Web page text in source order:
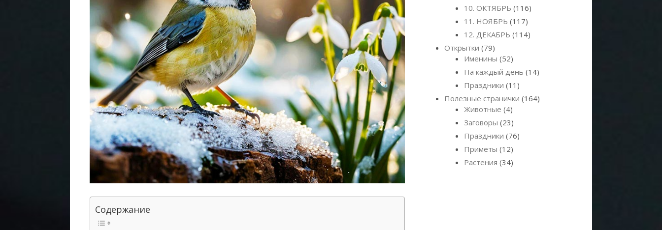
Содержание
10. ОКТЯБРЬ (116)
11. НОЯБРЬ (117)
12. ДЕКАБРЬ (114)
Открытки (79)
Именины (52)
На каждый день (14)
Праздники (11)
Полезные странички (164)
Животные (4)
Заговоры (23)
Праздники (76)
Приметы (12)
Растения (34)